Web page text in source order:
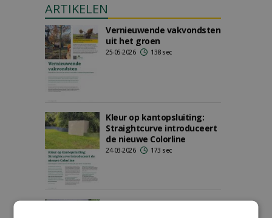
ARTIKELEN
Vernieuwende vakvondsten
uit het groen
25-05-2026 138 sec
Kleur op kantopsluiting:
Straightcurve introduceert
de nieuwe Colorline
24-03-2026 173 sec
Nieuwe Colorline maakt